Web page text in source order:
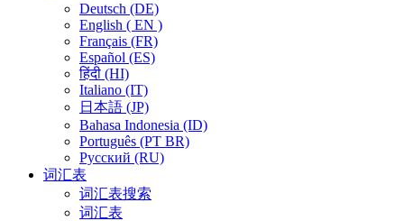
Deutsch (DE)
English ( EN )
Français (FR)
Español (ES)
हिंदी (HI)
Italiano (IT)
日本語 (JP)
Bahasa Indonesia (ID)
Português (PT BR)
Pусский (RU)
词汇表
词汇表搜索
词汇表